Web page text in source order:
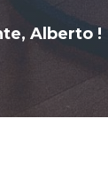
Alberto !